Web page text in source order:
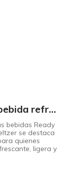
LIT Hard Seltzer: bebida refrescante y ligera para disfrutar de este verano
bebidas Ready
se destaca
quienes
ligera y